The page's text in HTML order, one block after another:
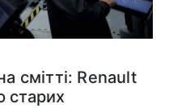
смітті: Renault
старих